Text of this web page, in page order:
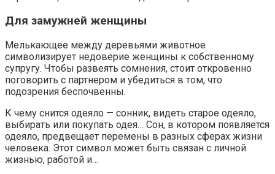
Для замужней женщины
Мелькающее между деревьями животное
символизирует недоверие женщины к собственному
супругу. Чтобы развеять сомнения, стоит откровенно
поговорить с партнером и убедиться в том, что
подозрения беспочвенны.
К чему снится одеяло — сонник, видеть старое одеяло,
выбирать или покупать одея… Сон, в котором появляется
одеяло, предвещает перемены в разных сферах жизни
человека. Этот символ может быть связан с личной
жизнью, работой и…